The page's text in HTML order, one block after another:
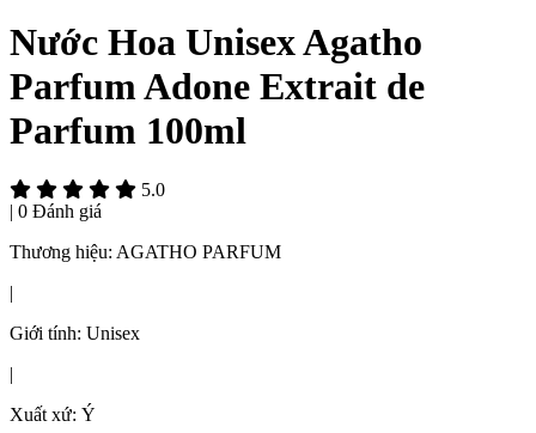
Nước Hoa Unisex Agatho
Parfum Adone Extrait de
Parfum 100ml
5.0
| 0 Đánh giá
Thương hiệu: AGATHO PARFUM
|
Giới tính: Unisex
|
Xuất xứ: Ý